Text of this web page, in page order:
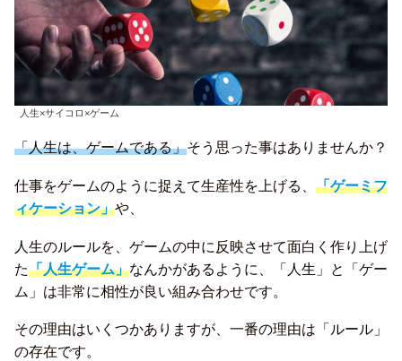
人生×サイコロ×ゲーム
「人生は、ゲームである」そう思った事はありませんか？
仕事をゲームのように捉えて生産性を上げる、 「ゲーミフ
ィケーション」や、
人生のルールを、ゲームの中に反映させて面白く作り上げ
た「人生ゲーム」なんかがあるように、「人生」と「ゲー
ム」は非常に相性が良い組み合わせです。
その理由はいくつかありますが、一番の理由は「ルール」
の存在です。